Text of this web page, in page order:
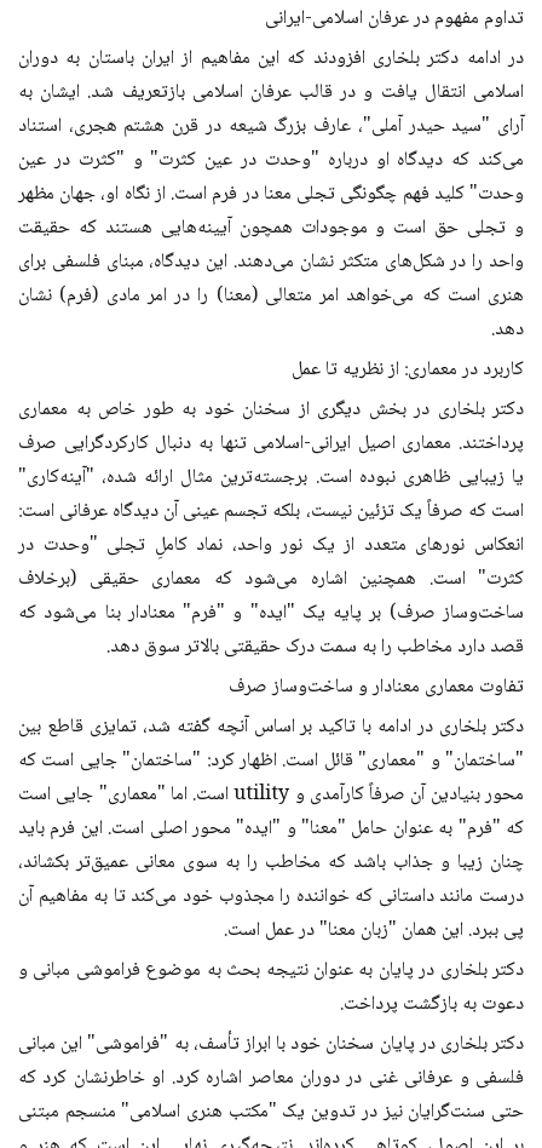
تداوم مفهوم در عرفان اسلامی-ایرانی
در ادامه دکتر بلخاری افزودند که این مفاهیم از ایران باستان به دوران
اسلامی انتقال یافت و در قالب عرفان اسلامی بازتعریف شد. ایشان به
آرای "سید حیدر آملی"، عارف بزرگ شیعه در قرن هشتم هجری، استناد
می‌کند که دیدگاه او درباره "وحدت در عین کثرت" و "کثرت در عین
وحدت" کلید فهم چگونگی تجلی معنا در فرم است. از نگاه او، جهان مظهر
و تجلی حق است و موجودات همچون آیینه‌هایی هستند که حقیقت
واحد را در شکل‌های متکثر نشان می‌دهند. این دیدگاه، مبنای فلسفی برای
هنری است که می‌خواهد امر متعالی (معنا) را در امر مادی (فرم) نشان
دهد.
کاربرد در معماری: از نظریه تا عمل
دکتر بلخاری در بخش دیگری از سخنان خود به طور خاص به معماری
پرداختند. معماری اصیل ایرانی-اسلامی تنها به دنبال کارکردگرایی صرف
یا زیبایی ظاهری نبوده است. برجسته‌ترین مثال ارائه شده، "آینه‌کاری"
است که صرفاً یک تزئین نیست، بلکه تجسم عینی آن دیدگاه عرفانی است:
انعکاس نورهای متعدد از یک نور واحد، نماد کاملِ تجلی "وحدت در
کثرت" است. همچنین اشاره می‌شود که معماری حقیقی (برخلاف
ساخت‌وساز صرف) بر پایه یک "ایده" و "فرم" معنادار بنا می‌شود که
قصد دارد مخاطب را به سمت درک حقیقتی بالاتر سوق دهد.
تفاوت معماری معنادار و ساخت‌وساز صرف
دکتر بلخاری در ادامه با تاکید بر اساس آنچه گفته شد، تمایزی قاطع بین
"ساختمان" و "معماری" قائل است. اظهار کرد: "ساختمان" جایی است که
محور بنیادین آن صرفاً کارآمدی و utility است. اما "معماری" جایی است
که "فرم" به عنوان حامل "معنا" و "ایده" محور اصلی است. این فرم باید
چنان زیبا و جذاب باشد که مخاطب را به سوی معانی عمیق‌تر بکشاند،
درست مانند داستانی که خواننده را مجذوب خود می‌کند تا به مفاهیم آن
پی ببرد. این همان "زبان معنا" در عمل است.
دکتر بلخاری در پایان به عنوان نتیجه‌ بحث به موضوع فراموشی مبانی و
دعوت به بازگشت پرداخت.
دکتر بلخاری در پایان سخنان خود با ابراز تأسف، به "فراموشی" این مبانی
فلسفی و عرفانی غنی در دوران معاصر اشاره کرد. او خاطرنشان کرد که
حتی سنت‌گرایان نیز در تدوین یک "مکتب هنری اسلامی" منسجم مبتنی